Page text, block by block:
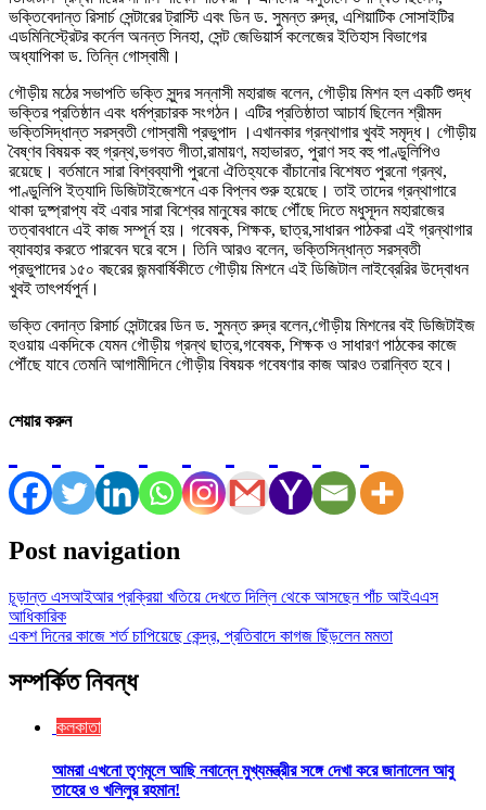
ভক্তিবেদান্ত রিসার্চ সেন্টারের ট্রাস্টি এবং ডিন ড. সুমন্ত রুদ্র, এশিয়াটিক সোসাইটির
এডমিনিস্ট্রেটর কর্নেল অনন্ত সিনহা, সেন্ট জেভিয়ার্স কলেজের ইতিহাস বিভাগের
অধ্যাপিকা ড. তিন্নি গোস্বামী।
গৌড়ীয় মঠের সভাপতি ভক্তি সুন্দর সন্নাসী মহারাজ বলেন, গৌড়ীয় মিশন হল একটি শুদ্ধ
ভক্তির প্রতিষ্ঠান এবং ধর্মপ্রচারক সংগঠন। এটির প্রতিষ্ঠাতা আচার্য ছিলেন শ্রীমদ
ভক্তিসিদ্ধান্ত সরস্বতী গোস্বামী প্রভুপাদ ।এখানকার গ্রন্থাগার খুবই সমৃদ্ধ। গৌড়ীয়
বৈষ্ণব বিষয়ক বহু গ্রন্থ,ভগবত গীতা,রামায়ণ, মহাভারত, পুরাণ সহ বহু পাণ্ডুলিপিও
রয়েছে। বর্তমানে সারা বিশ্বব্যাপী পুরনো ঐতিহ্যকে বাঁচানোর বিশেষত পুরনো গ্রন্থ,
পাণ্ডুলিপি ইত্যাদি ডিজিটাইজেশনে এক বিপ্লব শুরু হয়েছে। তাই তাদের গ্রন্থাগারে
থাকা দুষ্প্রাপ্য বই এবার সারা বিশ্বের মানুষের কাছে পৌঁছে দিতে মধুসূদন মহারাজের
তত্বাবধানে এই কাজ সম্পূর্ন হয়। গবেষক, শিক্ষক, ছাত্র,সাধারন পাঠকরা এই গ্রন্থাগার
ব্যাবহার করতে পারবেন ঘরে বসে। তিনি আরও বলেন, ভক্তিসিন্ধান্ত সরস্বতী
প্রভুপাদের ১৫০ বছরের জন্মবার্ষিকীতে গৌড়ীয় মিশনে এই ডিজিটাল লাইব্রেরির উদ্বোধন
খুবই তাৎপর্যপুর্ন।
ভক্তি বেদান্ত রিসার্চ সেন্টারের ডিন ড. সুমন্ত রুদ্র বলেন,গৌড়ীয় মিশনের বই ডিজিটাইজ
হওয়ায় একদিকে যেমন গৌড়ীয় গ্রন্থ ছাত্র,গবেষক, শিক্ষক ও সাধারণ পাঠকের কাজে
পৌঁছে যাবে তেমনি আগামীদিনে গৌড়ীয় বিষয়ক গবেষণার কাজ আরও তরান্বিত হবে।
শেয়ার করুন
Post navigation
চূড়ান্ত এসআইআর প্রক্রিয়া খতিয়ে দেখতে দিল্লি থেকে আসছেন পাঁচ আইএএস
আধিকারিক
একশ দিনের কাজে শর্ত চাপিয়েছে কেন্দ্র, প্রতিবাদে কাগজ ছিঁড়লেন মমতা
সম্পর্কিত নিবন্ধ
কলকাতা
আমরা এখনো তৃণমূলে আছি নবান্নে মুখ্যমন্ত্রীর সঙ্গে দেখা করে জানালেন আবু
তাহের ও খলিলুর রহমান!